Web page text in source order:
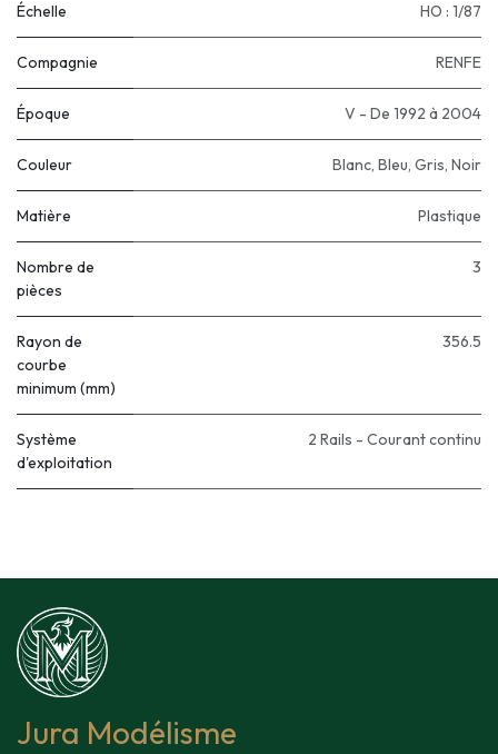
Échelle HO : 1/87
Compagnie RENFE
Époque V - De 1992 à 2004
Couleur Blanc, Bleu, Gris, Noir
Matière Plastique
Nombre de
pièces
3
Rayon de
courbe
minimum (mm)
356.5
Système
d'exploitation
2 Rails - Courant continu
Jura Modélisme